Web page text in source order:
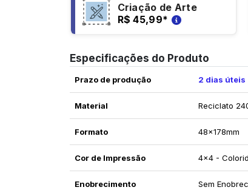
Criação de Arte
R$ 45,99*
Especificações do Produto
Prazo de produção 2 dias úteis
Material Reciclato
Formato 48x178mm
Cor de Impressão 4x4 -
Enobrecimento Sem